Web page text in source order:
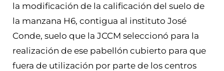
la modificación de la calificación del suelo de
la manzana H6, contigua al instituto José
Conde, suelo que la JCCM seleccionó para la
realización de ese pabellón cubierto para que
fuera de utilización por parte de los centros